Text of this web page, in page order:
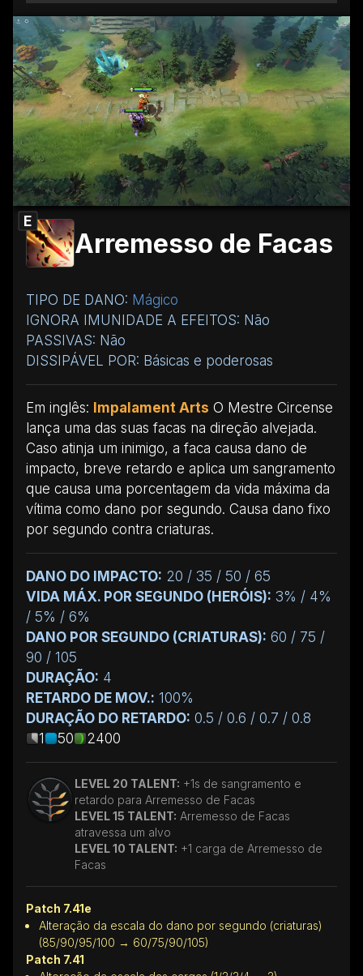
E
Arremesso de Facas
TIPO DE DANO: Mágico
IGNORA IMUNIDADE A EFEITOS: Não
PASSIVAS: Não
DISSIPÁVEL POR: Básicas e poderosas
Em inglês: Impalament Arts O Mestre Circense
lança uma das suas facas na direção alvejada.
Caso atinja um inimigo, a faca causa dano de
impacto, breve retardo e aplica um sangramento
que causa uma porcentagem da vida máxima da
vítima como dano por segundo. Causa dano fixo
por segundo contra criaturas.
DANO DO IMPACTO: 20 / 35 / 50 / 65
VIDA MÁX. POR SEGUNDO (HERÓIS): 3% / 4%
/ 5% / 6%
DANO POR SEGUNDO (CRIATURAS): 60 / 75 /
90 / 105
DURAÇÃO: 4
RETARDO DE MOV.: 100%
DURAÇÃO DO RETARDO: 0.5 / 0.6 / 0.7 / 0.8
1
50 2400
LEVEL 20 TALENT: +1s de sangramento e
retardo para Arremesso de Facas
LEVEL 15 TALENT: Arremesso de Facas
atravessa um alvo
LEVEL 10 TALENT: +1 carga de Arremesso de
Facas
Patch 7.41e
Alteração da escala do dano por segundo (criaturas)
(85/90/95/100 → 60/75/90/105)
Patch 7.41